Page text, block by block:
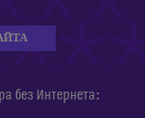
без Интернета: